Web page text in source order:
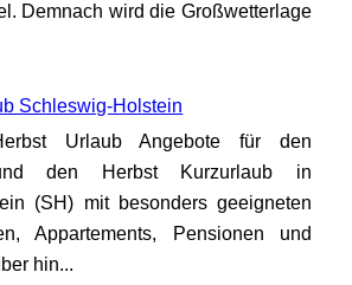
Demnach wird die Großwetterlage
Schleswig-Holstein
Urlaub Angebote für den
den Herbst Kurzurlaub in
(SH) mit besonders geeigneten
Appartements, Pensionen und
hin...